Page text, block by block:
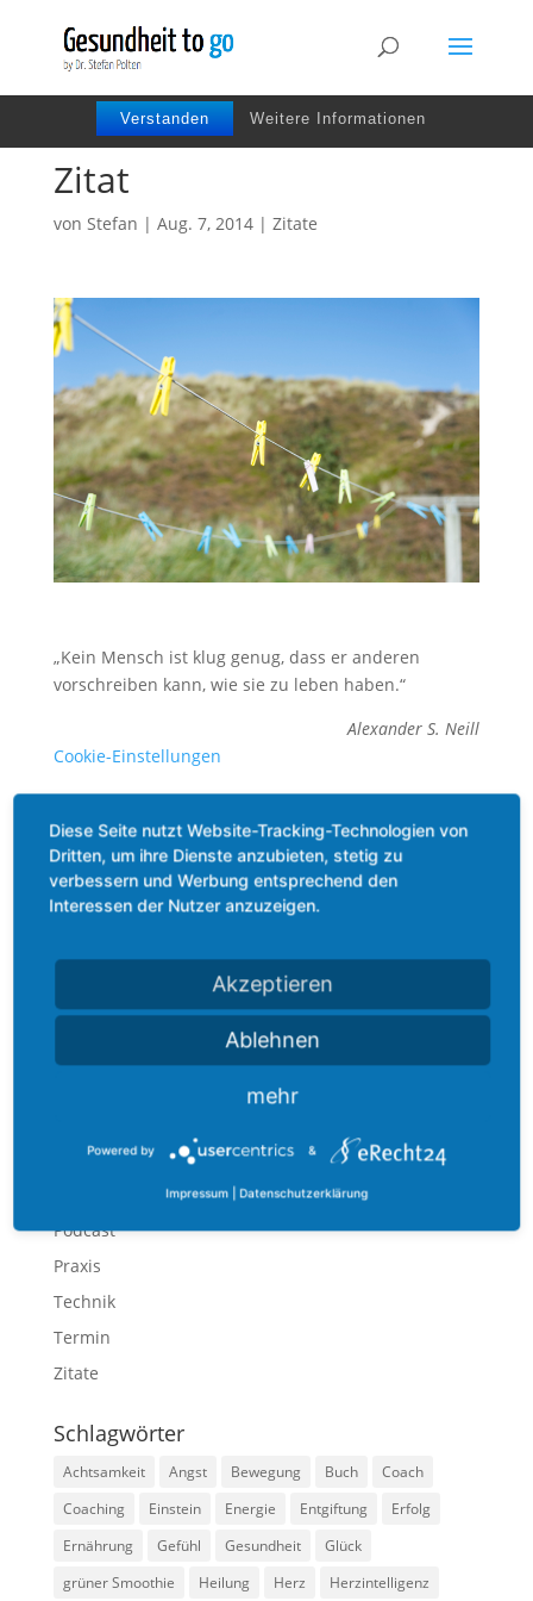
Wir benutzen Cookies um die Nutzerfreundlichkeit
der Webseite zu verbessen. Durch Deinen Besuch
Verstanden Weitere Informationen
Zitat
von Stefan | Aug. 7, 2014| Zitate
„Kein Mensch ist klug genug, dass er anderen
vorschreiben kann, wie sie zu leben haben.“
Alexander S. Neill
Cookie-Einstellungen
Beauty
Methoden
Podcast
Praxis
Technik
Termin
Zitate
Schlagwörter
Achtsamkeit Angst Bewegung Buch
Coach
Coaching
Einstein Energie Entgiftung
Erfolg
Ernährung
Gefühl Gesundheit
Glück
grüner Smoothie
Heilung Herz Herzintelligenz
Diese Seite nutzt Website-Tracking-Technologien von
Dritten, um ihre Dienste anzubieten, stetig zu
verbessern und Werbung entsprechend den
Interessen der Nutzer anzuzeigen.
Akzeptieren
Ablehnen
mehr
Powered by &
Impressum Datenschutzerklärung